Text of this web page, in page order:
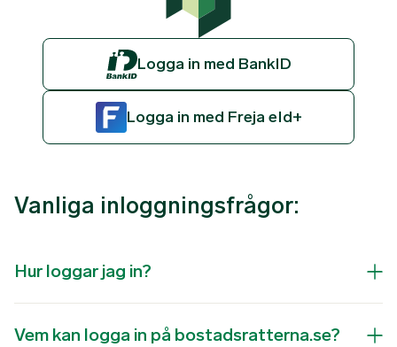
Logga in med BankID
Logga in med Freja eId+
Vanliga inloggningsfrågor:
Hur loggar jag in?
Vem kan logga in på bostadsratterna.se?